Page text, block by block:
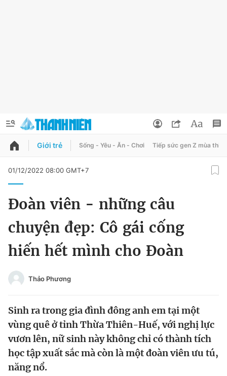
QUẢNG CÁO
Chuyên mục khác
Video Magazine
Sản phẩm khác
Đổi mật khẩu
Tin đã lưu
Tin đã xem
Đăng xuất
Giới trẻ Sống - Yêu - Ăn - Chơi Tiếp sức gen Z mùa thi
01/12/2022 08:00 GMT+7
Đoàn viên - những câu
chuyện đẹp: Cô gái cống
hiến hết mình cho Đoàn
Thảo Phương
Sinh ra trong gia đình đông anh em tại một
vùng quê ở tỉnh Thừa Thiên-Huế, với nghị lực
vươn lên, nữ sinh này không chỉ có thành tích
học tập xuất sắc mà còn là một đoàn viên ưu tú,
năng nổ.